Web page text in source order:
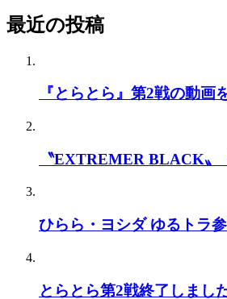
最近の投稿
『とらとら』第2戦の動画
〝EXTREMER BLACK〟
ひらら・ヨシダ ゆるトラ
とらとら第2戦終了しまし